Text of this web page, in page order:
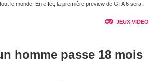
le monde. En effet, la première preview de GTA 6 sera
JEUX VIDEO
homme passe 18 mois